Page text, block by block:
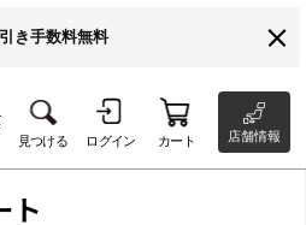
き手数料無料
見つける ログイン カート 店舗情報
ト